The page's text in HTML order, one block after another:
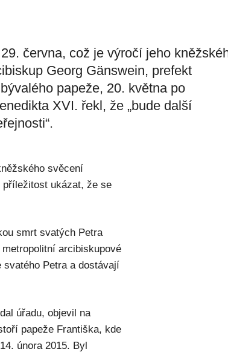
června, což je výročí jeho
Georg Gänswein, prefekt
papeže, 20. května po
XVI. řekl, že „bude další
svěcení
ukázat, že se
smrt svatých Petra
arcibiskupové
Petra a dostávají
úřadu, objevil na
papeže Františka, kde
února 2015. Byl